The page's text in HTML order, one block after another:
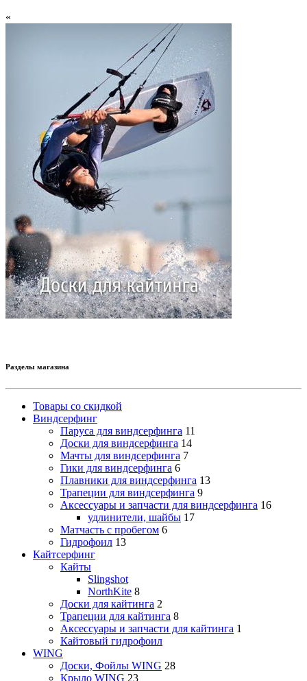
«
Разделы магазина
Товары со скидкой
Виндсерфинг
Паруса для виндсерфинга 11
Доски для виндсерфинга 14
Мачты для виндсерфинга 7
Гики для виндсерфинга 6
Плавники для виндсерфинга 13
Трапеции для виндсерфинга 9
Аксессуары и запчасти для виндсерфинга 16
удлинители, шайбы 17
Матчасть с пробегом 6
Гидрофоил 13
Кайтсерфинг
Кайты
Slingshot
NorthKite 8
Доски для кайтинга 2
Трапеции для кайтинга 8
Аксессуары и запчасти для кайтинга 1
Кайтовый гидрофоил
WING
Доски, Фойлы WING 28
Крыло WING 23